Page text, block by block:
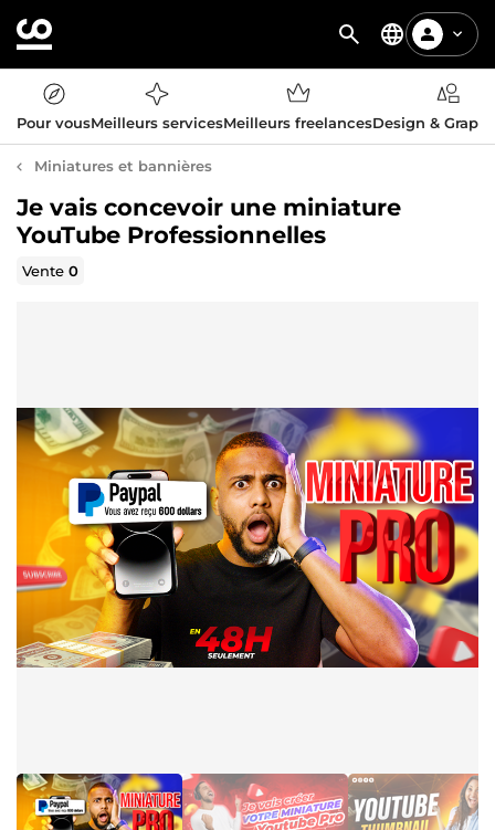
Pour vousMeilleurs servicesMeilleurs freelancesDesign &
Miniatures et bannières
Je vais concevoir une miniature
YouTube Professionnelles
Vente0